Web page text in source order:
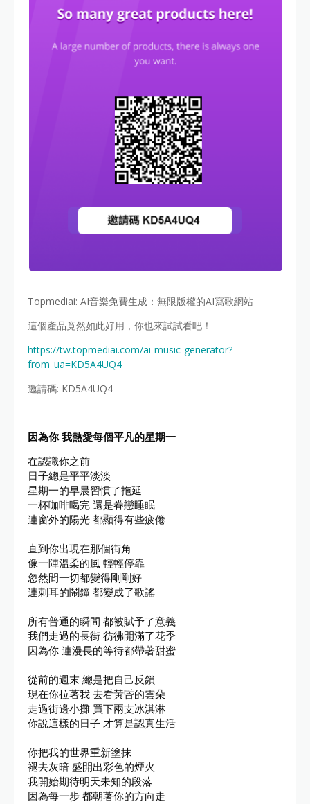
Topmediai: AI音樂免費生成：無限版權的AI寫歌網站
這個產品竟然如此好用，你也來試試看吧！
https://tw.topmediai.com/ai-music-generator?
from_ua=KD5A4UQ4
邀請碼: KD5A4UQ4
因為你 我熱愛每個平凡的星期一
在認識你之前
日子總是平平淡淡
星期一的早晨習慣了拖延
一杯咖啡喝完 還是眷戀睡眠
連窗外的陽光 都顯得有些疲倦
直到你出現在那個街角
像一陣溫柔的風 輕輕停靠
忽然間一切都變得剛剛好
連刺耳的鬧鐘 都變成了歌謠
所有普通的瞬間 都被賦予了意義
我們走過的長街 彷彿開滿了花季
因為你 連漫長的等待都帶著甜蜜
從前的週末 總是把自己反鎖
現在你拉著我 去看黃昏的雲朵
走過街邊小攤 買下兩支冰淇淋
你說這樣的日子 才算是認真生活
你把我的世界重新塗抹
褪去灰暗 盛開出彩色的煙火
我開始期待明天未知的段落
因為每一步 都朝著你的方向走